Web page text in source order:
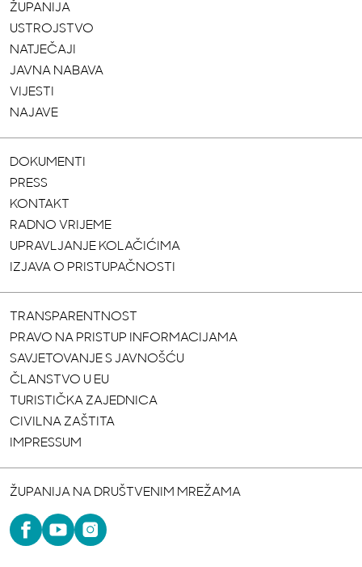
ŽUPANIJA
USTROJSTVO
NATJEČAJI
JAVNA NABAVA
VIJESTI
NAJAVE
DOKUMENTI
PRESS
KONTAKT
RADNO VRIJEME
UPRAVLJANJE KOLAČIĆIMA
IZJAVA O PRISTUPAČNOSTI
TRANSPARENTNOST
PRAVO NA PRISTUP INFORMACIJAMA
SAVJETOVANJE S JAVNOŠĆU
ČLANSTVO U EU
TURISTIČKA ZAJEDNICA
CIVILNA ZAŠTITA
IMPRESSUM
ŽUPANIJA NA DRUŠTVENIM MREŽAMA